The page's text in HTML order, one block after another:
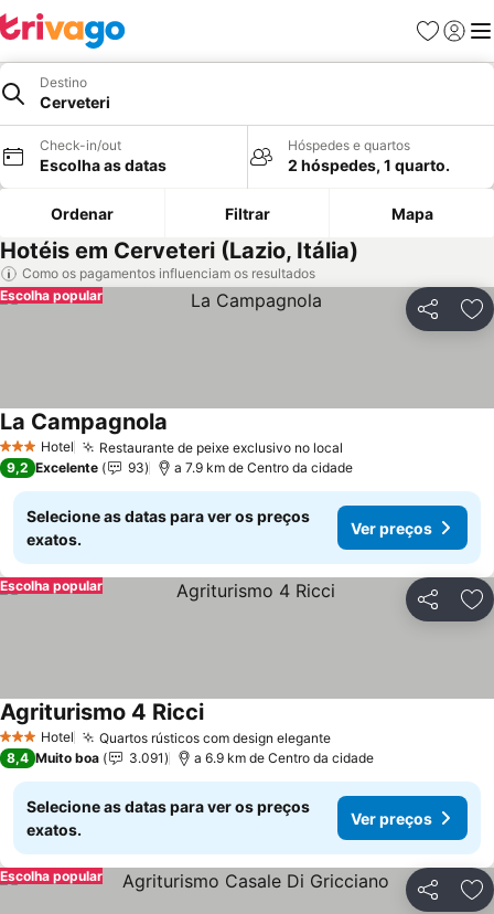
Favoritos
Iniciar
Destino
Cerveteri
Check-in/out
Escolha as datas
Hóspedes e quartos
2 hóspedes, 1 quarto.
Ordenar Filtrar Mapa
Hotéis em Cerveteri (Lazio, Itália)
Como os pagamentos influenciam os resultados
Partilhar
Escolha popular
3 EstrelasHotel Restaurante de peixe exclusivo no local
La Campagnola
9,2 Excelente 93 a 7.9 km de Centro da cidade
Selecione as datas para ver os preços
exatos.
Ver preços
Partilhar
Escolha popular
3 EstrelasHotel Quartos rústicos com design eleganteVer preços
Agriturismo 4 RicciVer preços
8,4 Muito boa 3.091 a 6.9 km de Centro da cidade
Selecione as datas para ver os preços
exatos.
Ver preços
Partilhar
Escolha popular